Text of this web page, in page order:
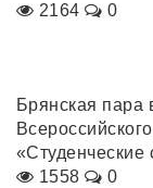
2164
0
Брянская
«Студенческие
1558
0